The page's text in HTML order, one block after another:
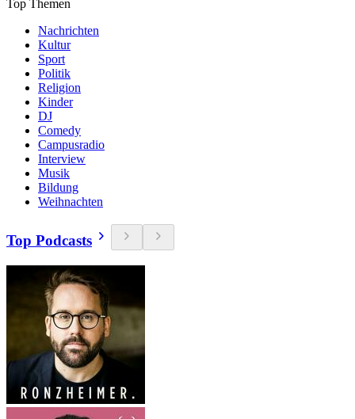
Top Themen
Nachrichten
Kultur
Sport
Politik
Religion
Kinder
DJ
Comedy
Campusradio
Interview
Musik
Bildung
Weihnachten
Top Podcasts